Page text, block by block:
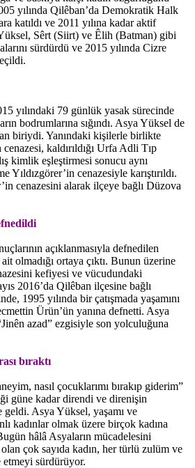
yılında Qilêban’da Demokratik Halk
katıldı ve 2011 yılına kadar aktif
Sêrt (Siirt) ve Êlih (Batman) gibi
sürdürdü ve 2015 yılında Cizre
yılındaki 79 günlük yasak sürecinde
bodrumlarına sığındı. Asya Yüksel de
biriydi. Yanındaki kişilerle birlikte
kaldırıldığı Urfa Adli Tıp
kimlik eşleştirmesi sonucu aynı
cenazesiyle karıştırıldı.
cenazesini alarak ilçeye bağlı Düzova
açıklanmasıyla defnedilen
olmadığı ortaya çıktı. Bunun üzerine
kefiyesi ve vücudundaki
2016’da Qilêban ilçesine bağlı
1995 yılında bir çatışmada yaşamını
Ürün’ün yanına defnetti. Asya
azad” ezgisiyle son yolculuğuna
bıraktı
nasıl çocuklarımı bırakıp giderim”
güne kadar direndi ve direnişin
Asya Yüksel, yaşamı ve
kadınlar olmak üzere birçok kadına
hâlâ Asyaların mücadelesini
olan çok sayıda kadın, her türlü zulüm ve
etmeyi sürdürüyor.